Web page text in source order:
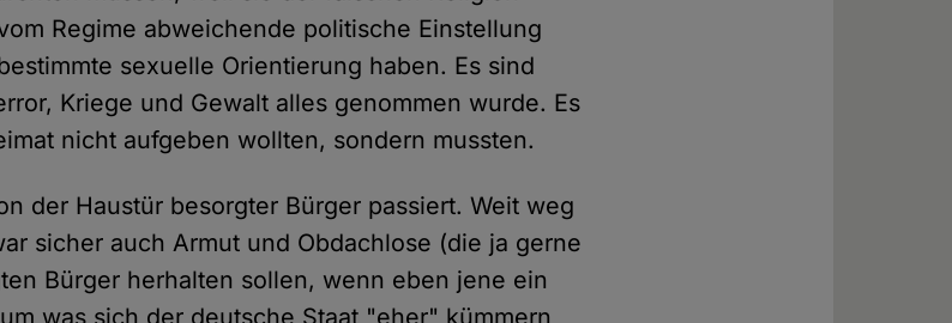
Regime abweichende politische Einstellung
sexuelle Orientierung haben. Es sind
Kriege und Gewalt alles genommen wurde. Es
nicht aufgeben wollten, sondern mussten.
der Haustür besorgter Bürger passiert. Weit weg
sicher auch Armut und Obdachlose (die ja gerne
Bürger herhalten sollen, wenn eben jene ein